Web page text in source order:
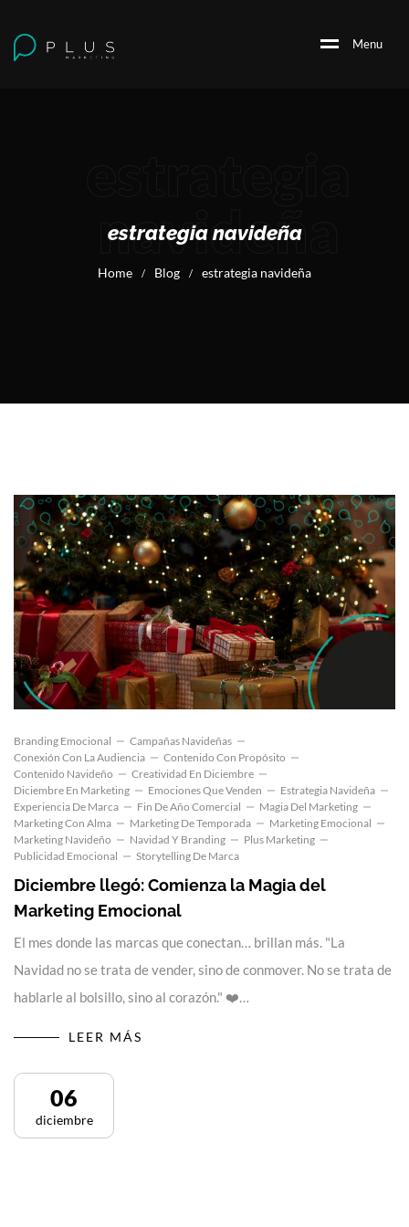
Menu
navideña
estrategia navideña
Home / Blog / estrategia navideña
Branding Emocional
Campañas Navideñas
Conexión Con La Audiencia
Contenido Con Propósito
Contenido Navideño
Creatividad En Diciembre
Diciembre En Marketing
Emociones Que Venden
Estrategia Navideña
Experiencia De Marca
Fin De Año Comercial
Magia Del Marketing
Marketing Con Alma
Marketing De Temporada
Marketing Emocional
Marketing Navideño
Navidad Y Branding
Plus Marketing
Publicidad Emocional
Storytelling De Marca
Diciembre llegó: Comienza la Magia del
Marketing Emocional
El mes donde las marcas que conectan… brillan más. "La
Navidad no se trata de vender, sino de conmover. No se trata de
hablarle al bolsillo, sino al corazón." ❤️…
LEER MÁS
06
diciembre